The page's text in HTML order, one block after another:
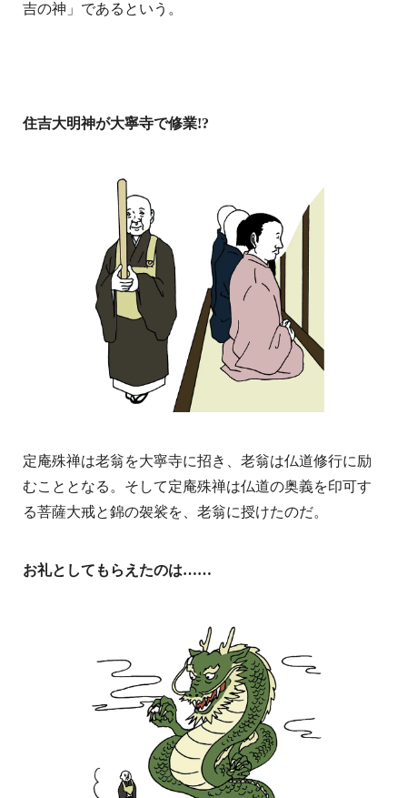
吉の神」であるという。
住吉大明神が大寧寺で修業!?
定庵殊禅は老翁を大寧寺に招き、老翁は仏道修行に励
むこととなる。そして定庵殊禅は仏道の奥義を印可す
る菩薩大戒と錦の袈裟を、老翁に授けたのだ。
お礼としてもらえたのは……